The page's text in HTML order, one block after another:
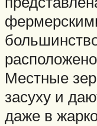
Местные
засуху и
даже в